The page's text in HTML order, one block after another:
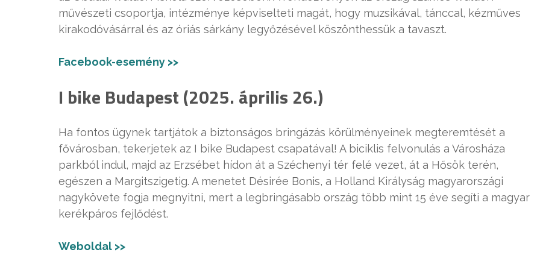
művészeti csoportja, intézménye képviselteti magát, hogy muzsikával, tánccal, kézműves
kirakodóvásárral és az óriás sárkány legyőzésével köszönthessük a tavaszt.
Facebook-esemény >>
I bike Budapest (2025. április 26.)
Ha fontos ügynek tartjátok a biztonságos bringázás körülményeinek megteremtését a
fővárosban, tekerjetek az I bike Budapest csapatával! A biciklis felvonulás a Városháza
parkból indul, majd az Erzsébet hídon át a Széchenyi tér felé vezet, át a Hősök terén,
egészen a Margitszigetig. A menetet Désirée Bonis, a Holland Királyság magyarországi
nagykövete fogja megnyitni, mert a legbringásabb ország több mint 15 éve segíti a magyar
kerékpáros fejlődést.
Weboldal >>